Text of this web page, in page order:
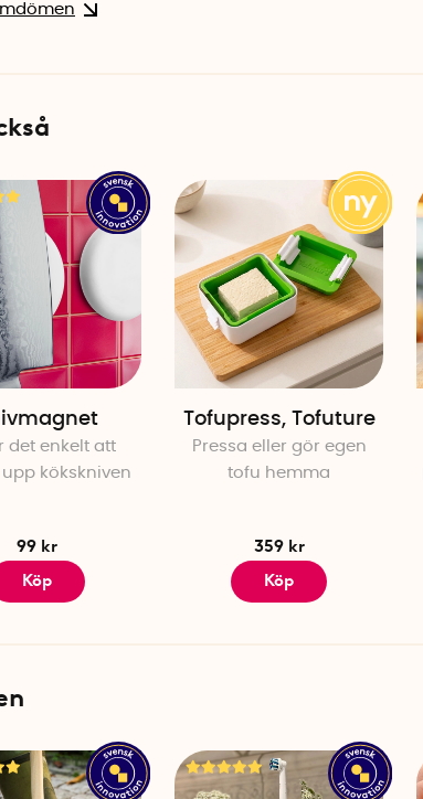
det enkelt att
kökskniven
99 kr
Köp
Tofupress, Tofuture
Pressa eller gör egen
tofu hemma
359 kr
Köp